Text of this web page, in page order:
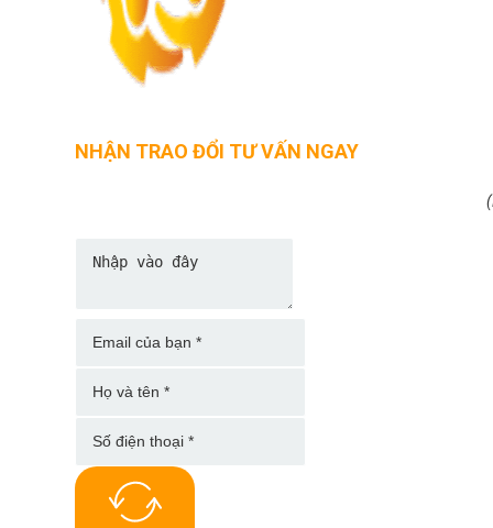
NHẬN TRAO ĐỔI TƯ VẤN NGAY